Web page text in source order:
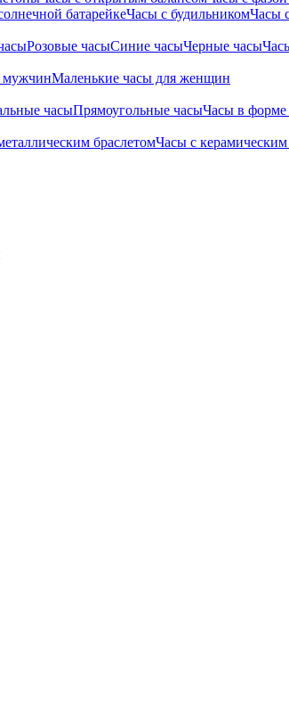
батарейкеЧасы с будильникомЧасы
Розовые часыСиние часыЧерные часы
мужчинМаленькие часы для женщин
часыПрямоугольные часыЧасы в форме
браслетомЧасы с керамическим